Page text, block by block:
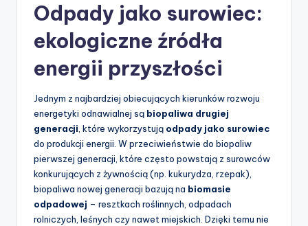
Odpady jako surowiec:
ekologiczne źródła
energii przyszłości
Jednym z najbardziej obiecujących kierunków rozwoju
energetyki odnawialnej są biopaliwa drugiej
generacji, które wykorzystują odpady jako surowiec
do produkcji energii. W przeciwieństwie do biopaliw
pierwszej generacji, które często powstają z surowców
konkurujących z żywnością (np. kukurydza, rzepak),
biopaliwa nowej generacji bazują na biomasie
odpadowej – resztkach roślinnych, odpadach
rolniczych, leśnych czy nawet miejskich. Dzięki temu nie